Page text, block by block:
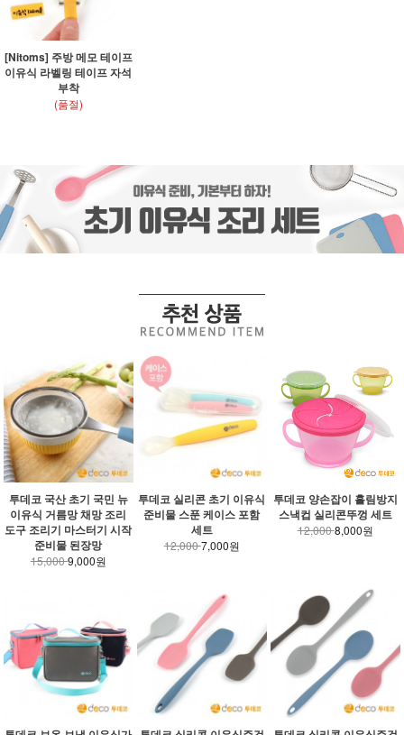
[Nitoms] 주방 메모 테이프
이유식 라벨링 테이프 자석
부착
(품절)
투데코 국산 초기 국민 뉴
이유식 거름망 채망 조리
도구 조리기 마스터기 시작
준비물 된장망
15,0009,000원
투데코 실리콘 초기 이유식
준비물 스푼 케이스 포함
세트
12,0007,000원
투데코 양손잡이 흘림방지
스낵컵 실리콘뚜껑 세트
12,0008,000원